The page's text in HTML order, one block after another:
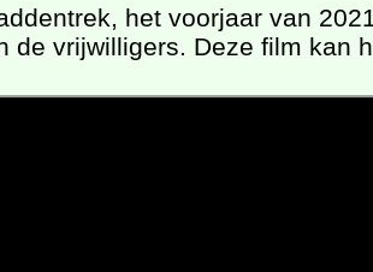
het voorjaar van
de vrijwilligers. Deze film kan